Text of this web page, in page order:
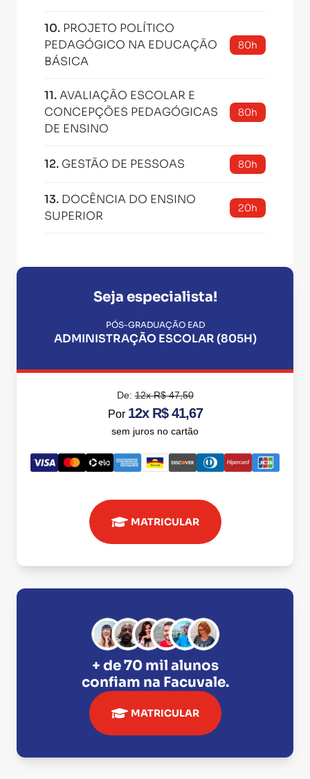
10. PROJETO POLÍTICO
PEDAGÓGICO NA EDUCAÇÃO
BÁSICA
80h
11.AVALIAÇÃO ESCOLAR E
CONCEPÇÕES PEDAGÓGICAS
DE ENSINO
80h
12. GESTÃO DE PESSOAS 80h
13. DOCÊNCIA DO ENSINO
SUPERIOR
20h
Seja especialista!
PÓS-GRADUAÇÃO EAD
ADMINISTRAÇÃO ESCOLAR (805H)
De:12x R$ 47,50
Por 12x R$ 41,67
sem juros no cartão
MATRICULAR
+ de 70 mil alunos
confiam na Facuvale.
MATRICULAR